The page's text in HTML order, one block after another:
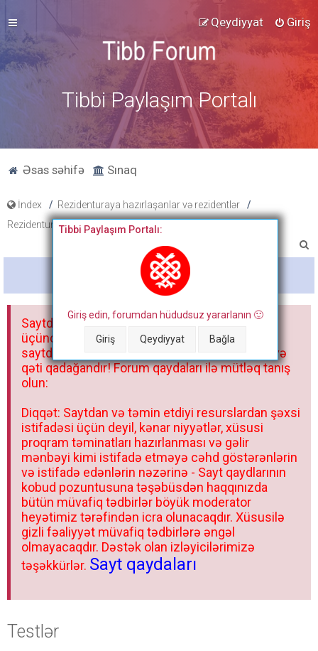
Giriş
Qeydiyyat
Tibbi Paylaşım Portalı
Əsas səhifə Sınaq
İndex
Rezidenturaya hazırlaşanlar və rezidentlər
Rezidentura hazırlıq materialları
a
Bitdi
Tibbi Paylaşım Portalı:
Giriş edin, forumdan hüdudsuz yararlanın 🙂
Giriş Qeydiyyat Bağla
Saytdakı materiallar yalnız fərdi istifadəniz
üçündür. Materialları istisnasız heç bir qrupda,
saytda və sosial şəbəkədə paylaşmaq olmaz və
qəti qadağandır! Forum qaydaları ilə mütləq tanış
olun:
Diqqət: Saytdan və təmin etdiyi resurslardan şəxsi
istifadəsi üçün deyil, kənar niyyətlər, xüsusi
proqram təminatları hazırlanması və gəlir
mənbəyi kimi istifadə etməyə cəhd göstərənlərin
və istifadə edənlərin nəzərinə - Sayt qaydlarının
kobud pozuntusuna təşəbüsdən haqqınızda
bütün müvafiq tədbirlər böyük moderator
heyətimiz tərəfindən icra olunacaqdır. Xüsusilə
gizli fəaliyyət müvafiq tədbirlərə əngəl
olmayacaqdır. Dəstək olan izləyicilərimizə
təşəkkürlər. Sayt qaydaları
Testlər